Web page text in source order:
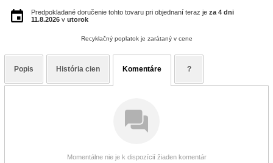
Predpokladané doručenie tohto tovaru pri objednaní teraz je za 4 dni
11.8.2026 v utorok
Recyklačný poplatok je zarátaný v cene
Popis História cien Komentáre ?
Momentálne nie je k dispozícií žiaden komentár